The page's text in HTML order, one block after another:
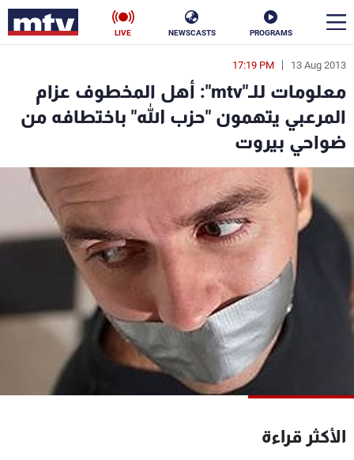
PROGRAMS
NEWSCASTS
LIVE
13 Aug 2013
17:19 PM
معلومات للـ"mtv": أهل المخطوف عزام
المرعبي يتهمون "حزب الله" باختطافه من
ضواحي بيروت
الأكثر قراءة
en
الأخبار
سياسة
إقتصاد
منوعات
كأس العالم
جدول البرامج
الترددات
عن MTV